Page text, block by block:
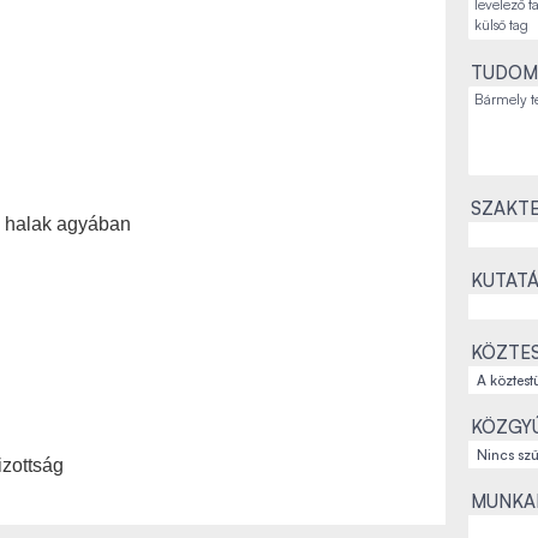
agyában